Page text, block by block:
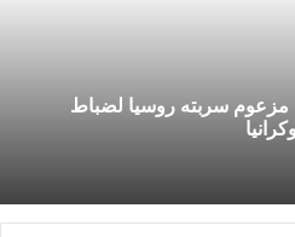
مزعوم سربته روسيا لضباط